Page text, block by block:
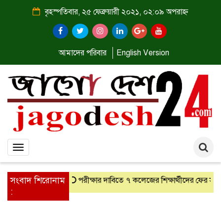
বৃহস্পতিবার, ২৫ ফেব্রুয়ারী ২০২১, ০২:০৯ অপরাহ্ন
আমাদের পরিবার English Version
Toggle
navigation
সংবাদ শিরোনাম
:
আজকের এই দিনে পরীক্ষার দাবিতে ৭ কলেজের শিক্ষার্থীদের ফের সড়ক